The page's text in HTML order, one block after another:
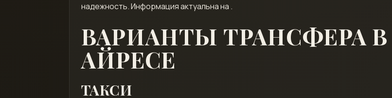
надежность. Информация актуальна на .
ВАРИАНТЫ ТРАНСФЕРА
АЙРЕСЕ
ТАКСИ